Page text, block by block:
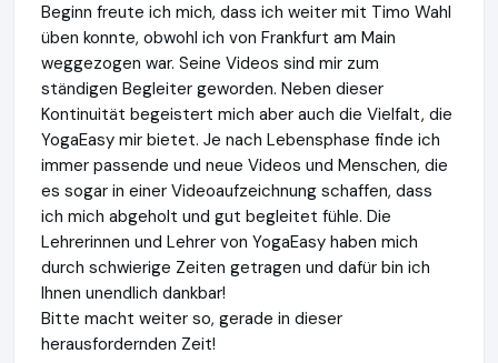
Beginn freute ich mich, dass ich weiter mit Timo Wahl
üben konnte, obwohl ich von Frankfurt am Main
weggezogen war. Seine Videos sind mir zum
ständigen Begleiter geworden. Neben dieser
Kontinuität begeistert mich aber auch die Vielfalt, die
YogaEasy mir bietet. Je nach Lebensphase finde ich
immer passende und neue Videos und Menschen, die
es sogar in einer Videoaufzeichnung schaffen, dass
ich mich abgeholt und gut begleitet fühle. Die
Lehrerinnen und Lehrer von YogaEasy haben mich
durch schwierige Zeiten getragen und dafür bin ich
Ihnen unendlich dankbar!
Bitte macht weiter so, gerade in dieser
herausfordernden Zeit!